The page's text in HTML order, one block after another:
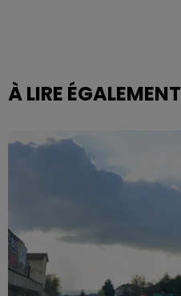
À LIRE ÉGALEMENT